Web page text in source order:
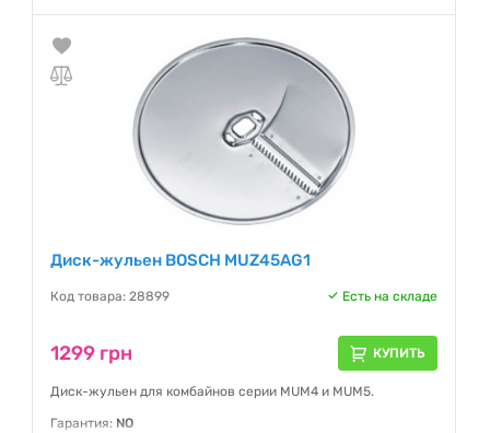
Гарантия:12 месяцев
Диск-жульен BOSCH MUZ45AG1
Код товара: 28899 Есть на складе
1299 грн КУПИТЬ
Диск-жульен для комбайнов серии MUM4 и MUM5.
Гарантия: NO